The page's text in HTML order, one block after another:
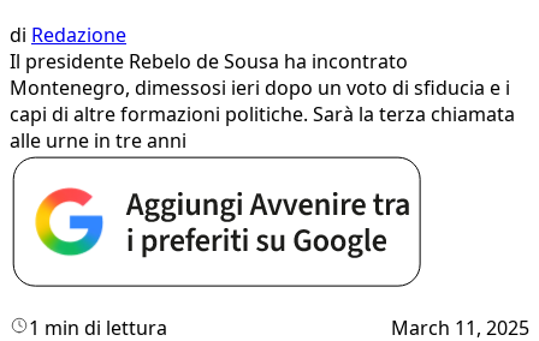
di Redazione
Il presidente Rebelo de Sousa ha incontrato
Montenegro, dimessosi ieri dopo un voto di sfiducia e i
capi di altre formazioni politiche. Sarà la terza chiamata
alle urne in tre anni
1 min di lettura March 11, 2025